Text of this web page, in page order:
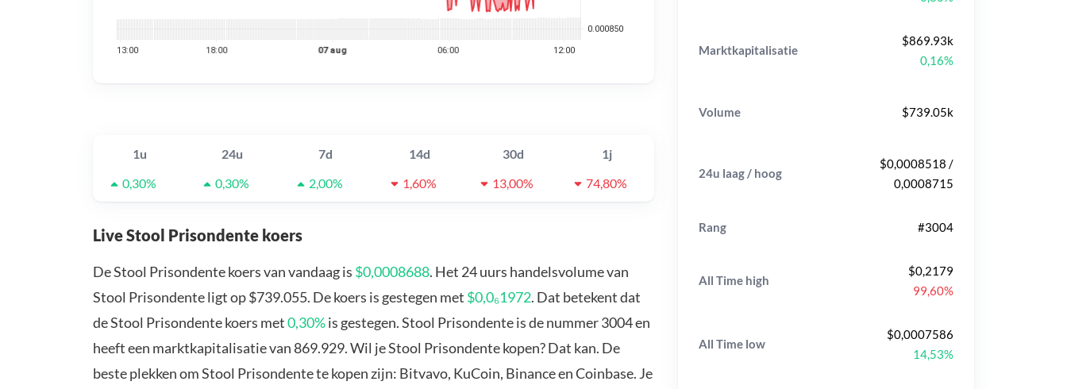
1u 24u 7d 14d 30d
1j
0,30%
0,30% 2,00% 1,60% 13,00% 74,80%
Live Stool Prisondente koers
De Stool Prisondente koers van vandaag is $0,0008688. Het 24 uurs handelsvolume van
Stool Prisondente ligt op $739.055. De koers is gestegen met $0,0₆1972. Dat betekent dat
de Stool Prisondente koers met0,30%is gestegen. Stool Prisondente is de nummer 3004 en
heeft een marktkapitalisatie van 869.929. Wil je Stool Prisondente kopen? Dat kan. De
beste plekken om Stool Prisondente te kopen zijn: Bitvavo, KuCoin, Binance en Coinbase. Je
Marktkapitalisatie
$869.93k
0,16%
Volume $739.05k
24u laag / hoog
$0,0008518 /
0,0008715
Rang #3004
All Time high
$0,2179
99,60%
All Time low
$0,0007586
14,53%